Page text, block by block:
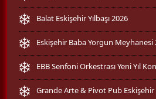
Balat Eskişehir Yılbaşı 2026
Eskişehir Baba Yorgun Meyhanesi
EBB Senfoni Orkestrası Yeni Yıl
Grande Arte & Pivot Pub Eskişehir